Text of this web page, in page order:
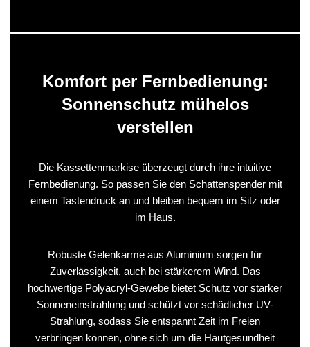
Komfort per Fernbedienung:
Sonnenschutz mühelos
verstellen
Die Kassettenmarkise überzeugt durch ihre intuitive
Fernbedienung. So passen Sie den Schattenspender mit
einem Tastendruck an und bleiben bequem im Sitz oder
im Haus.
Robuste Gelenkarme aus Aluminium sorgen für
Zuverlässigkeit, auch bei stärkerem Wind. Das
hochwertige Polyacryl-Gewebe bietet Schutz vor starker
Sonneneinstrahlung und schützt vor schädlicher UV-
Strahlung, sodass Sie entspannt Zeit im Freien
verbringen können, ohne sich um die Hautgesundheit